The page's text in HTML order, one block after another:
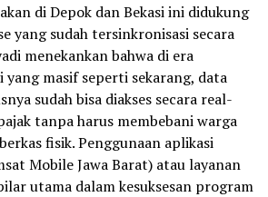
di Depok dan Bekasi ini didukung
yang sudah tersinkronisasi secara
menekankan bahwa di era
masif seperti sekarang, data
sudah bisa diakses secara real-
tanpa harus membebani warga
fisik. Penggunaan aplikasi
Mobile Jawa Barat) atau layanan
utama dalam kesuksesan program